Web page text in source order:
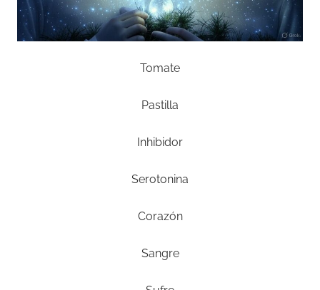
Tomate
Pastilla
Inhibidor
Serotonina
Corazón
Sangre